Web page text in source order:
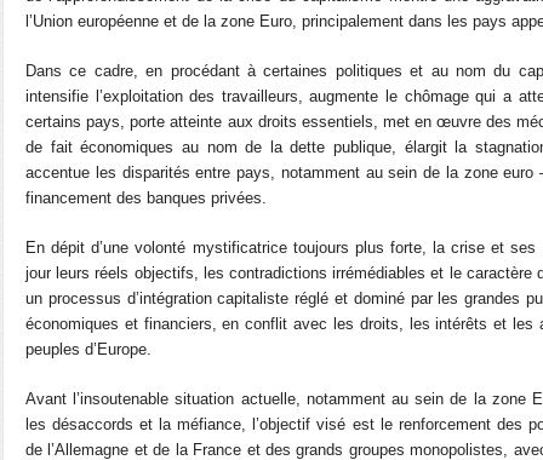
l’Union européenne et de la zone Euro, principalement dans les pays
Dans ce cadre, en procédant à certaines politiques et au nom du
intensifie l’exploitation des travailleurs, augmente le chômage qui a
certains pays, porte atteinte aux droits essentiels, met en œuvre des
de fait économiques au nom de la dette publique, élargit la
accentue les disparités entre pays, notamment au sein de la zone euro
financement des banques privées.
En dépit d’une volonté mystificatrice toujours plus forte, la crise et ses
jour leurs réels objectifs, les contradictions irrémédiables et le caractère
un processus d’intégration capitaliste réglé et dominé par les grandes
économiques et financiers, en conflit avec les droits, les intérêts et les
peuples d’Europe.
Avant l’insoutenable situation actuelle, notamment au sein de la zone
les désaccords et la méfiance, l’objectif visé est le renforcement des
de l’Allemagne et de la France et des grands groupes monopolistes,